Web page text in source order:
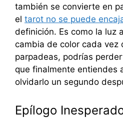
también se convierte en
el tarot no se puede
definición. Es como la luz
cambia de color cada vez
parpadeas, podrías
que finalmente entiendes
olvidarlo un segundo
Epílogo